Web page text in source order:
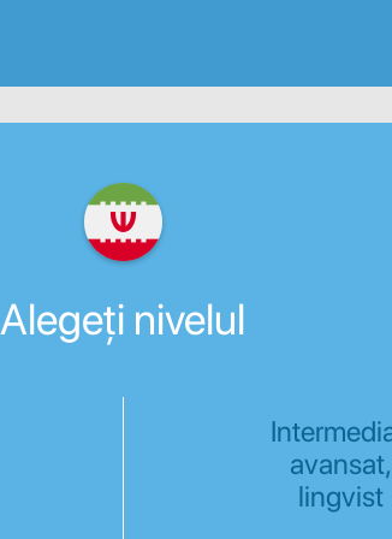
Alegeți nivelul
avansat,
lingvist